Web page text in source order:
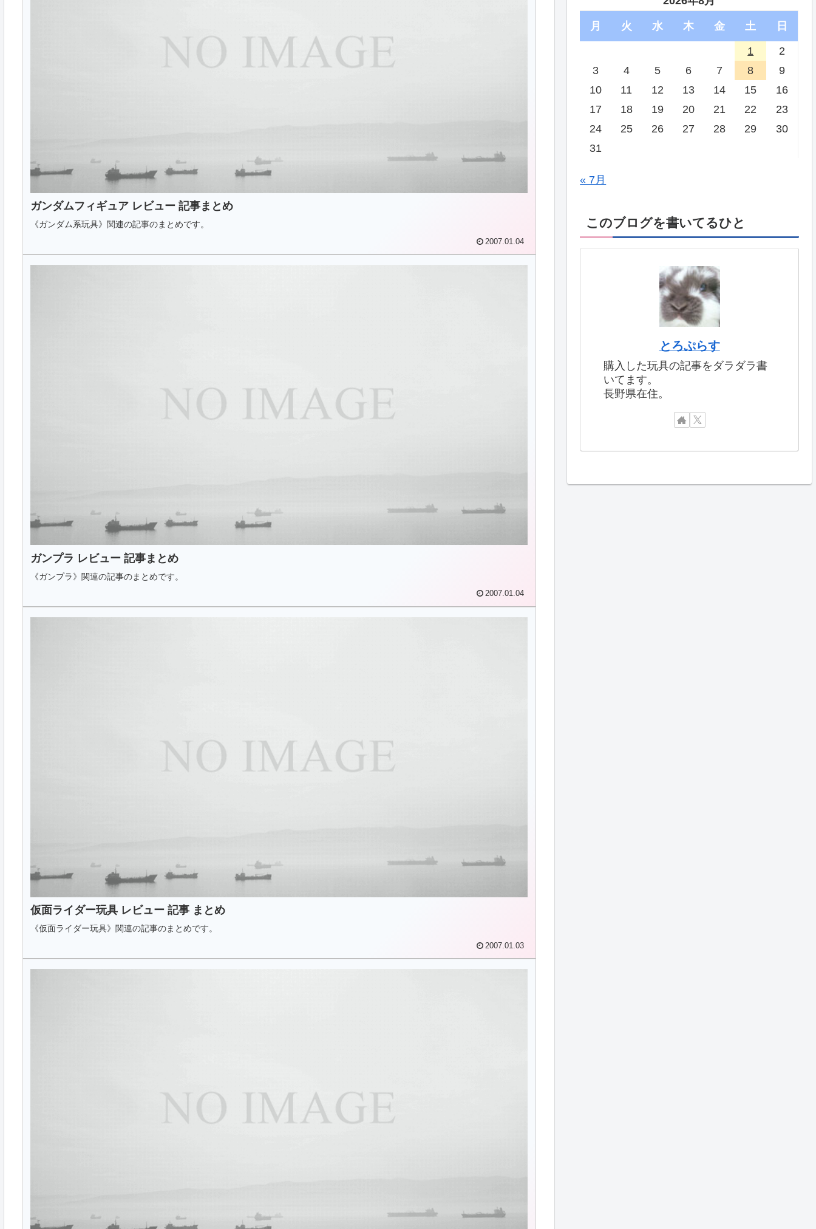
ガンダムフィギュア レビュー 記事まとめ
《ガンダム系玩具》関連の記事のまとめです。
2007.01.04
ガンプラ レビュー 記事まとめ
《ガンプラ》関連の記事のまとめです。
2007.01.04
仮面ライダー玩具 レビュー 記事 まとめ
《仮面ライダー玩具》関連の記事のまとめです。
2007.01.03
月 火 水 木 金 土 日
1
2
3
4 5 6 7 8
9
10
11 12 13 14 15
16
17
18 19 20 21 22
23
24
25 26 27 28 29
30
31
« 7月
このブログを書いてるひと
とろぷらす
購入した玩具の記事をダラダラ書
いてます。
長野県在住。